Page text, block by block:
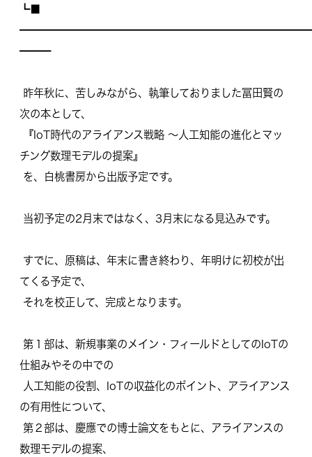
┗■
━━━
昨年秋に、苦しみながら、 執筆しておりました冨田賢の
次の本として、
『IoT時代のアライアンス戦略 ～人工知能の進化とマッ
チング数理モデルの提案』
を、白桃書房から出版予定です。
当初予定の2月末ではなく、3月末になる見込みです。
すでに、原稿は、年末に書き終わり、 年明けに初校が出
てくる予定で、
それを校正して、完成となります。
第１部は、新規事業のメイン・ フィールドとしてのIoTの
仕組みやその中での
人工知能の役割、IoTの収益化のポイント、
アライアンス
の有用性について、
第２部は、慶應での博士論文をもとに、
アライアンスの
数理モデルの提案、